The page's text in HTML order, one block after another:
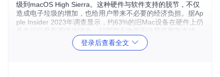
级到macOS High Sierra。这种硬件与软件支持的脱节，不仅
造成电子垃圾的增加，也给用户带来不必要的经济负担。据Ap
ple Insider 2023年调查显示，约63%的旧Mac设备在硬件上仍
具备运行最新系统的潜力，却因官方政策无法获得更新支持。
OpenCore Legacy Patcher的出现，正是为了打破这种人为设
登录后查看全文